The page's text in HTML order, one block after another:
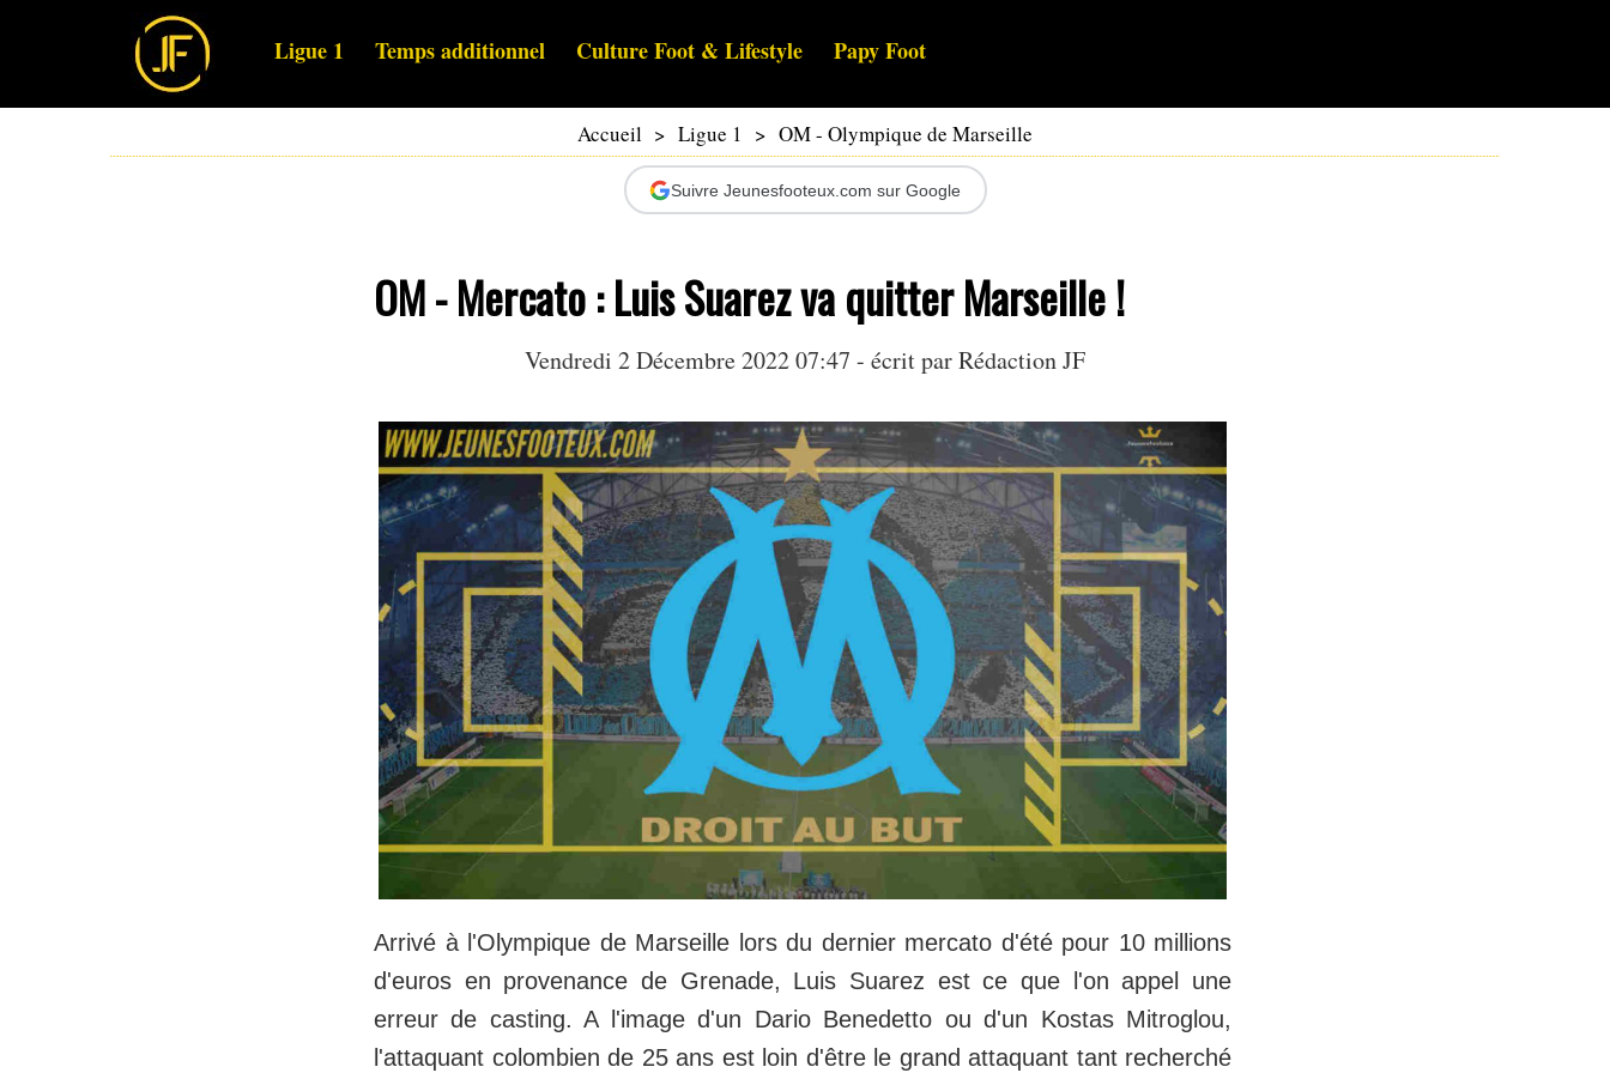
Ligue 1 Temps additionnel Culture Foot & Lifestyle Papy Foot
Accueil > Ligue 1 > OM - Olympique de Marseille
Suivre Jeunesfooteux.com sur Google
OM - Mercato : Luis Suarez va quitter Marseille !
Vendredi 2 Décembre 2022 07:47 - écrit par Rédaction JF
Arrivé à l'Olympique de Marseille lors du dernier mercato d'été pour 10 millions
d'euros en provenance de Grenade, Luis Suarez est ce que l'on appel une
erreur de casting. A l'image d'un Dario Benedetto ou d'un Kostas Mitroglou,
l'attaquant colombien de 25 ans est loin d'être le grand attaquant tant recherché